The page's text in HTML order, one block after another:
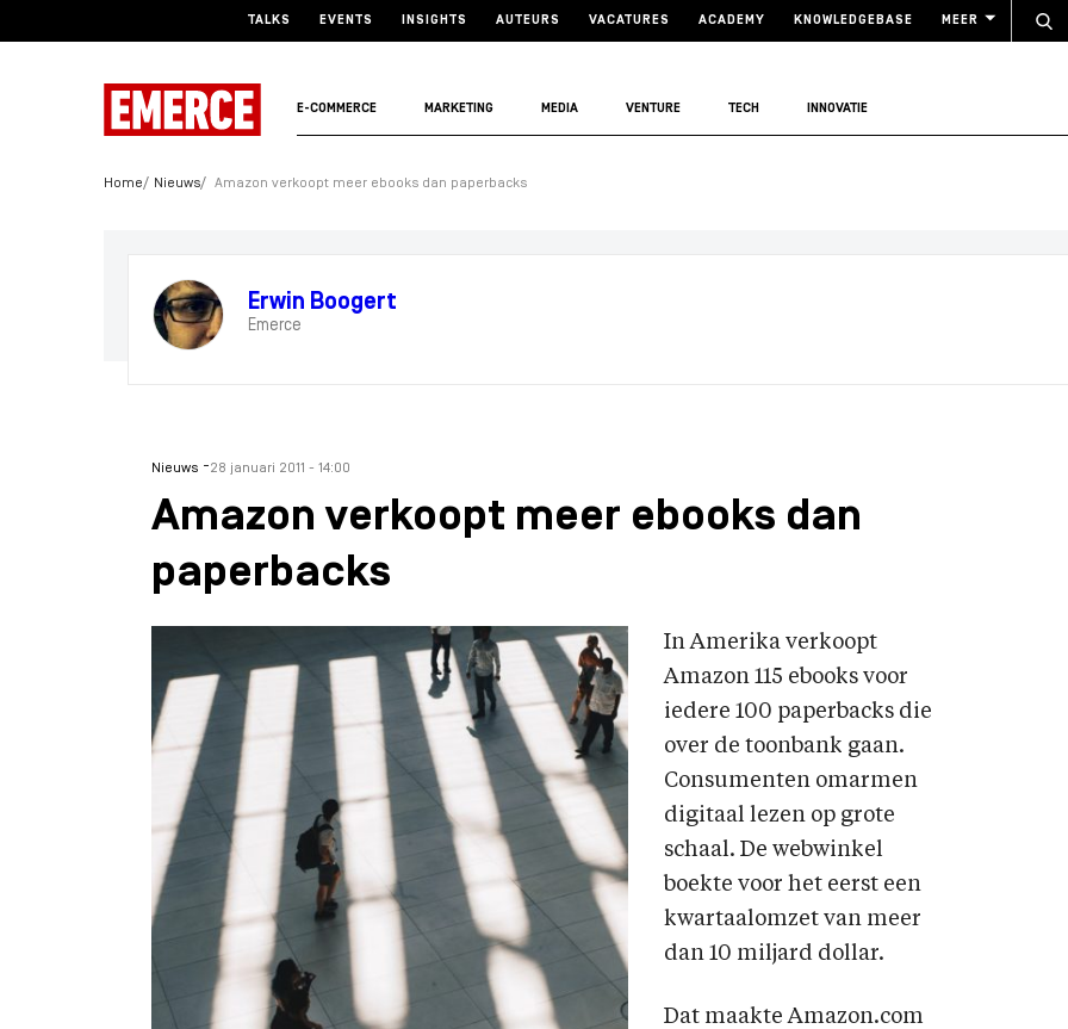
TALKS EVENTS INSIGHTS AUTEURS VACATURES ACADEMY KNOWLEDGEBASE MEER
E-COMMERCE MARKETING MEDIA VENTURE TECH INNOVATIE
Home Nieuws Amazon verkoopt meer ebooks dan paperbacks
Erwin Boogert
Emerce
Nieuws -28 januari 2011 - 14:00
Amazon verkoopt meer ebooks dan
paperbacks
In Amerika verkoopt
Amazon 115 ebooks voor
iedere 100 paperbacks die
over de toonbank gaan.
Consumenten omarmen
digitaal lezen op grote
schaal. De webwinkel
boekte voor het eerst een
kwartaalomzet van meer
dan 10 miljard dollar.
Dat maakte Amazon.com